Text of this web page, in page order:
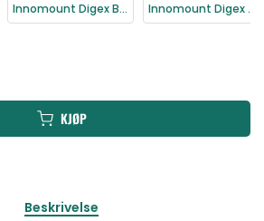
Innomount Digex Blaser Hurtigmontasje Innomount Digex Merkel Hurtigmontasje
KJØP
Beskrivelse